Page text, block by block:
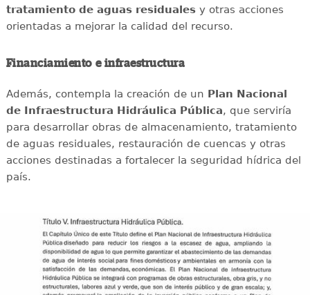
tratamiento de aguas residualesy otras acciones
orientadas a mejorar la calidad del recurso.
Financiamiento e infraestructura
Además, contempla la creación de un Plan Nacional
de Infraestructura Hidráulica Pública, que serviría
para desarrollar obras de almacenamiento, tratamiento
de aguas residuales, restauración de cuencas y otras
acciones destinadas a fortalecer la seguridad hídrica del
país.